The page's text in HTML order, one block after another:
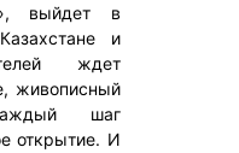
выйдет в
и
ждет
живописный
шаг
открытие. И